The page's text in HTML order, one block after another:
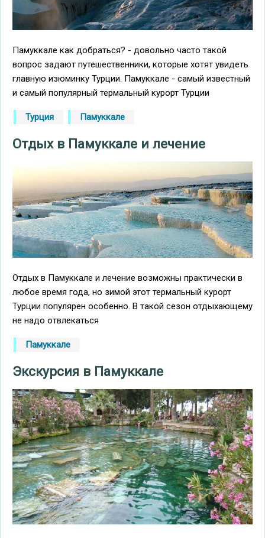
Памуккале как добраться? - довольно часто такой
вопрос задают путешественники, которые хотят увидеть
главную изюминку Турции. Памуккале - самый известный
и самый популярный термальный курорт Турции
Турция Памуккале
Отдых в Памуккале и лечение
Отдых в Памуккале и лечение возможны практически в
любое время года, но зимой этот термальный курорт
Турции популярен особенно. В такой сезон отдыхающему
не надо отвлекаться
Памуккале
Экскурсия в Памуккале